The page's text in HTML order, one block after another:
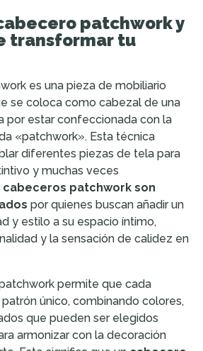
patchwork y
transformar tu
es una pieza de mobiliario
se coloca como cabezal de una
por estar confeccionada con la
«patchwork». Esta técnica
diferentes piezas de tela para
y muchas veces
cabeceros patchwork son
por quienes buscan añadir un
y estilo a su espacio íntimo,
y la sensación de calidez en
permite que cada
único, combinando colores,
que pueden ser elegidos
armonizar con la decoración